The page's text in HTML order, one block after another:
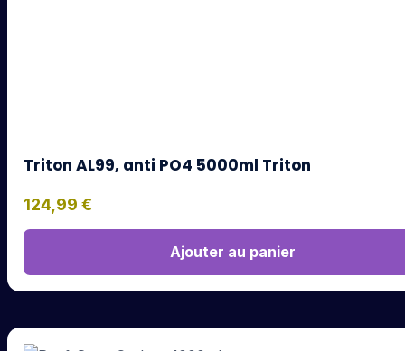
Triton AL99, anti PO4 5000ml Triton
124,99 €
Ajouter au panier